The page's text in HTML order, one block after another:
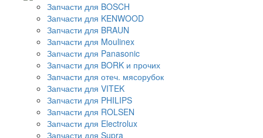
Запчасти для BOSCH
Запчасти для KENWOOD
Запчасти для BRAUN
Запчасти для Moulinex
Запчасти для Panasonic
Запчасти для BORK и прочих
Запчасти для отеч. мясорубок
Запчасти для VITEK
Запчасти для PHILIPS
Запчасти для ROLSEN
Запчасти для Electrolux
Запчасти для Supra